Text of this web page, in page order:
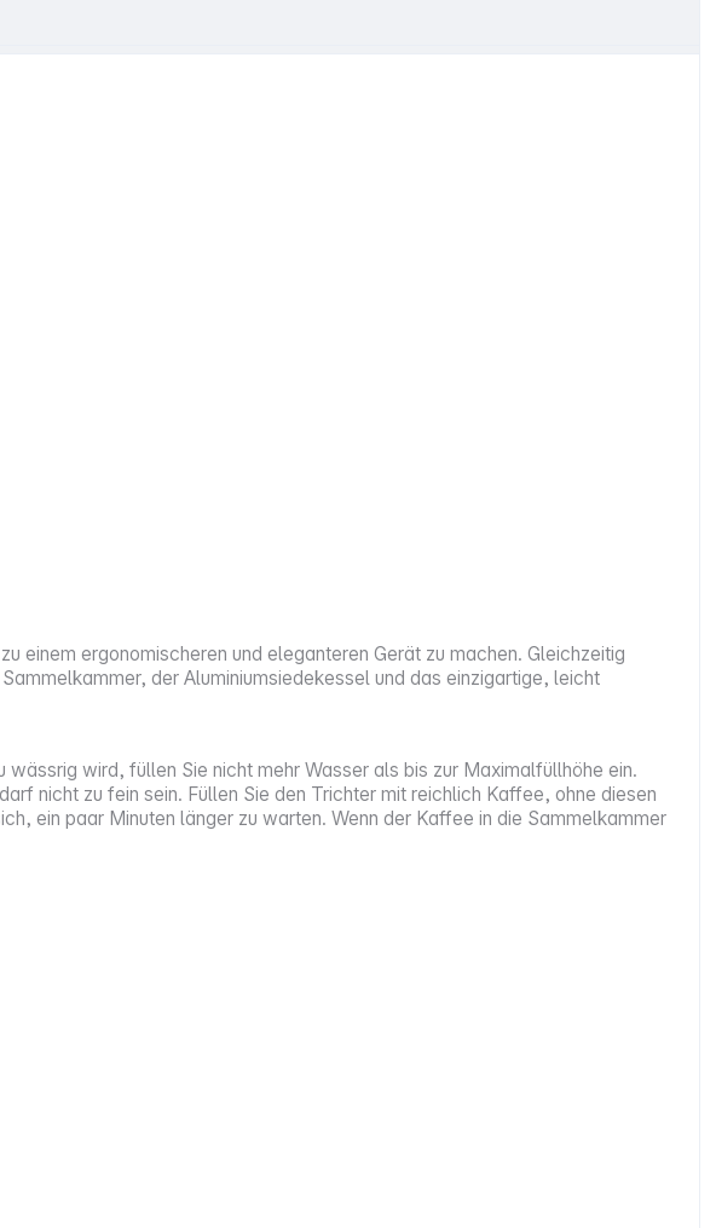
einem ergonomischeren und eleganteren Gerät zu machen. Gleichzeitig
der Aluminiumsiedekessel und das einzigartige, leicht
wird, füllen Sie nicht mehr Wasser als bis zur Maximalfüllhöhe ein.
nicht zu fein sein. Füllen Sie den Trichter mit reichlich Kaffee, ohne diesen
ein paar Minuten länger zu warten. Wenn der Kaffee in die Sammelkammer